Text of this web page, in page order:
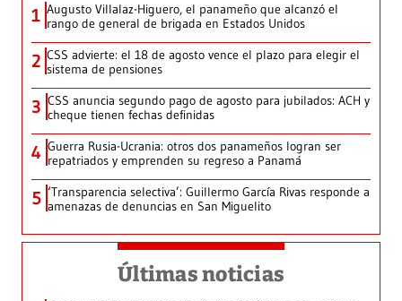
1 Augusto Villalaz-Higuero, el panameño que alcanzó el
rango de general de brigada en Estados Unidos
2 CSS advierte: el 18 de agosto vence el plazo para elegir el
sistema de pensiones
3 CSS anuncia segundo pago de agosto para jubilados: ACH y
cheque tienen fechas definidas
4 Guerra Rusia-Ucrania: otros dos panameños logran ser
repatriados y emprenden su regreso a Panamá
5 ‘Transparencia selectiva’: Guillermo García Rivas responde a
amenazas de denuncias en San Miguelito
Últimas noticias